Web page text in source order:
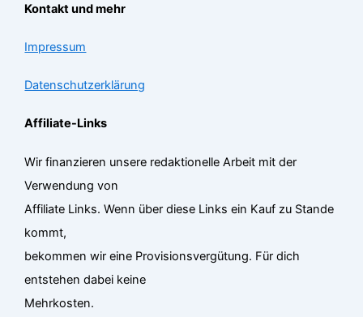
Kontakt und mehr
Impressum
Datenschutzerklärung
Affiliate-Links
Wir finanzieren unsere redaktionelle Arbeit mit der
Verwendung von
Affiliate Links. Wenn über diese Links ein Kauf zu Stande
kommt,
bekommen wir eine Provisionsvergütung. Für dich
entstehen dabei keine
Mehrkosten.